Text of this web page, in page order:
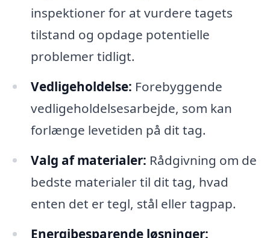
inspektioner for at vurdere tagets
tilstand og opdage potentielle
problemer tidligt.
Vedligeholdelse: Forebyggende
vedligeholdelsesarbejde, som kan
forlænge levetiden på dit tag.
Valg af materialer: Rådgivning om de
bedste materialer til dit tag, hvad
enten det er tegl, stål eller tagpap.
Energibesparende løsninger: